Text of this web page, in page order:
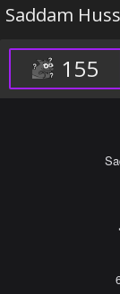
Saddam
155